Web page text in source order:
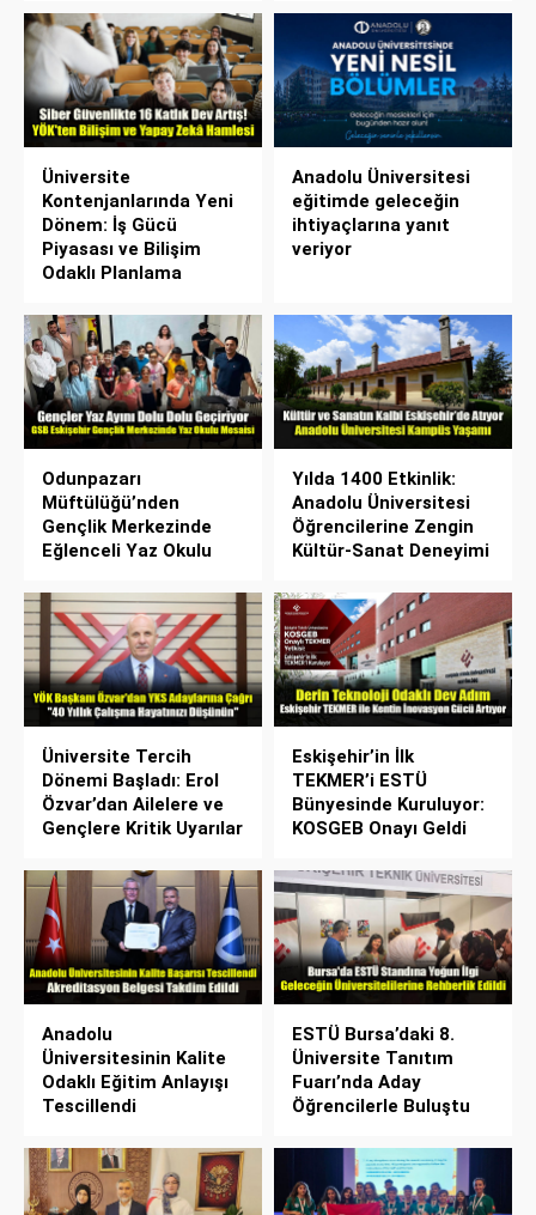
Üniversite
Kontenjanlarında Yeni
Dönem: İş Gücü
Piyasası ve Bilişim
Odaklı Planlama
Anadolu Üniversitesi
eğitimde geleceğin
ihtiyaçlarına yanıt
veriyor
Odunpazarı
Müftülüğü’nden
Gençlik Merkezinde
Eğlenceli Yaz Okulu
Yılda 1400 Etkinlik:
Anadolu Üniversitesi
Öğrencilerine Zengin
Kültür-Sanat Deneyimi
Üniversite Tercih
Dönemi Başladı: Erol
Özvar’dan Ailelere ve
Gençlere Kritik Uyarılar
Eskişehir’in İlk
TEKMER’i ESTÜ
Bünyesinde Kuruluyor:
KOSGEB Onayı Geldi
Anadolu
Üniversitesinin Kalite
Odaklı Eğitim Anlayışı
Tescillendi
ESTÜ Bursa’daki 8.
Üniversite Tanıtım
Fuarı’nda Aday
Öğrencilerle Buluştu